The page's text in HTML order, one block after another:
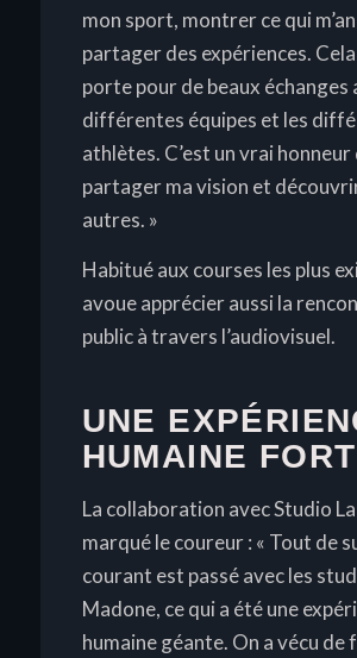
mon sport, montrer ce qui
partager des expériences.
porte pour de beaux échanges
différentes équipes et les
athlètes. C’est un vrai
partager ma vision et
autres. »
Habitué aux courses les plus
avoue apprécier aussi la
public à travers l’audiovisuel.
UNE
HUMAINE
La collaboration avec Studio
marqué le coureur : « Tout de
courant est passé avec les
Madone, ce qui a été une
humaine géante. On a vécu de